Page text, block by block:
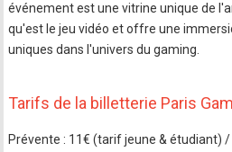
événement est une vitrine unique de
qu'est le jeu vidéo et offre une
uniques dans l'univers du gaming.
Tarifs de la billetterie Paris
Prévente : 11€ (tarif jeune & étudiant)